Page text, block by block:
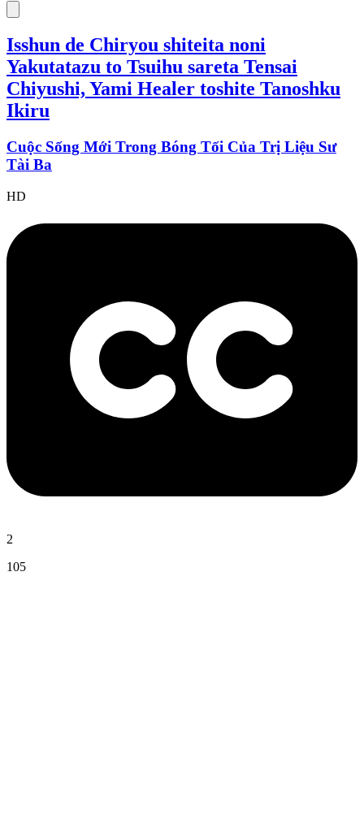
Isshun de Chiryou shiteita noni
Yakutatazu to Tsuihu sareta Tensai
Chiyushi, Yami Healer toshite Tanoshku
Ikiru
Cuộc Sống Mới Trong Bóng Tối Của Trị Liệu Sư
Tài Ba
HD
2
105